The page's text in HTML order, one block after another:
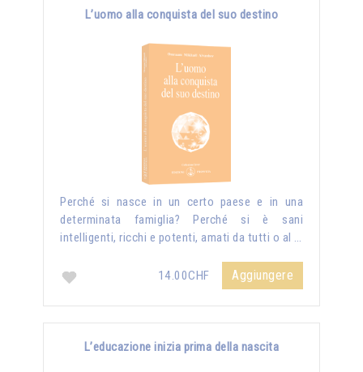
L’uomo alla conquista del suo destino
Perché si nasce in un certo paese e in una
determinata famiglia? Perché si è sani
intelligenti, ricchi e potenti, amati da tutti o al …
14.00CHF Aggiungere
L’educazione inizia prima della nascita